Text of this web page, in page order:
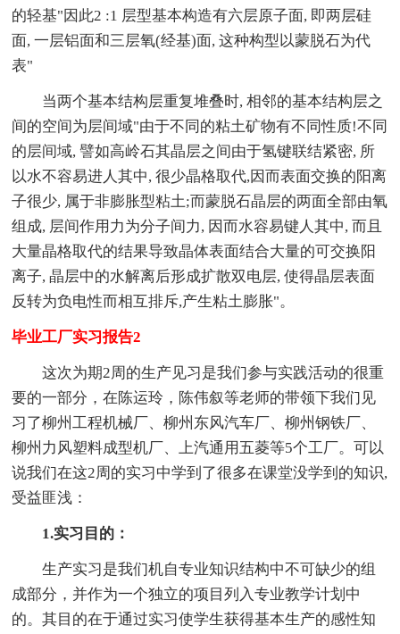
的轻基"因此2 :1 层型基本构造有六层原子面, 即两层硅
面, 一层铝面和三层氧(经基)面, 这种构型以蒙脱石为代
表"
当两个基本结构层重复堆叠时, 相邻的基本结构层之
间的空间为层间域"由于不同的粘土矿物有不同性质!不同
的层间域, 譬如高岭石其晶层之间由于氢键联结紧密, 所
以水不容易进人其中, 很少晶格取代,因而表面交换的阳离
子很少, 属于非膨胀型粘土;而蒙脱石晶层的两面全部由氧
组成, 层间作用力为分子间力, 因而水容易键人其中, 而且
大量晶格取代的结果导致晶体表面结合大量的可交换阳
离子, 晶层中的水解离后形成扩散双电层, 使得晶层表面
反转为负电性而相互排斥,产生粘土膨胀"。
毕业工厂实习报告2
这次为期2周的生产见习是我们参与实践活动的很重
要的一部分，在陈运玲，陈伟叙等老师的带领下我们见
习了柳州工程机械厂、柳州东风汽车厂、柳州钢铁厂、
柳州力风塑料成型机厂、上汽通用五菱等5个工厂。可以
说我们在这2周的实习中学到了很多在课堂没学到的知识,
受益匪浅：
1.实习目的：
生产实习是我们机自专业知识结构中不可缺少的组
成部分，并作为一个独立的项目列入专业教学计划中
的。其目的在于通过实习使学生获得基本生产的感性知